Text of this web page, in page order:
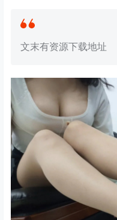
文末有资源下载地址